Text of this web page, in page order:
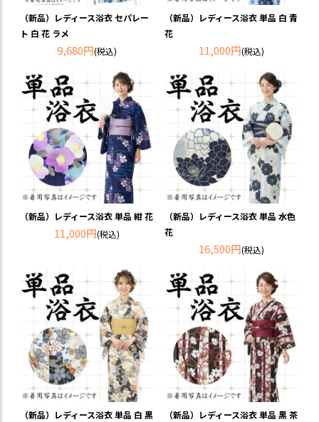
（新品）レディース浴衣 セパレー
ト 白 花 ラメ
9,680円(税込)
（新品）レディース浴衣 単品 白 青
花
11,000円(税込)
（新品）レディース浴衣 単品 紺 花
11,000円(税込)
（新品）レディース浴衣 単品 水色
花
16,500円(税込)
（新品）レディース浴衣 単品 白 黒
（新品）レディース浴衣 単品 黒 茶